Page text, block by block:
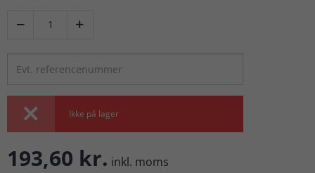
 
 Ikke på lager
193,60 kr. inkl. moms